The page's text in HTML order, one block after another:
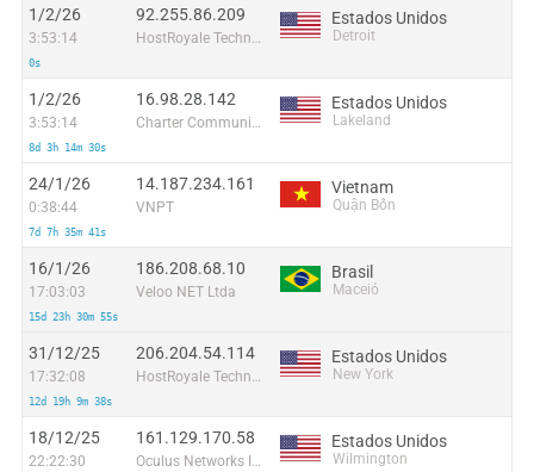
1/2/26
3:53:14
0s
92.255.86.209
HostRoyale Technologies Pvt Ltd
Estados Unidos
Detroit
1/2/26
3:53:14
8d 3h 14m 30s
16.98.28.142
Charter Communications
Estados Unidos
Lakeland
24/1/26
0:38:44
7d 7h 35m 41s
14.187.234.161
VNPT
Vietnam
Quận Bốn
16/1/26
17:03:03
15d 23h 30m 55s
186.208.68.10
Veloo NET Ltda
Brasil
Maceió
31/12/25
17:32:08
12d 19h 9m 38s
206.204.54.114
HostRoyale Technologies Pvt Ltd
Estados Unidos
New York
18/12/25
22:22:30
161.129.170.58
Oculus Networks Inc
Estados Unidos
Wilmington